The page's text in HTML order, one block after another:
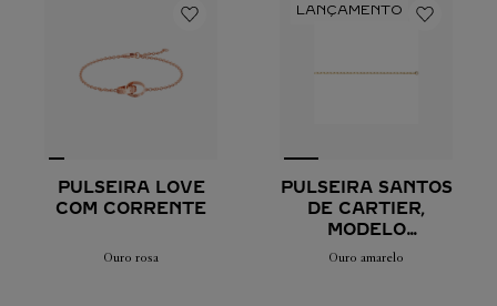
PULSEIRA LOVE
COM CORRENTE
Ouro rosa
PULSEIRA SANTOS
DE CARTIER,
MODELO
PEQUENO
Ouro amarelo